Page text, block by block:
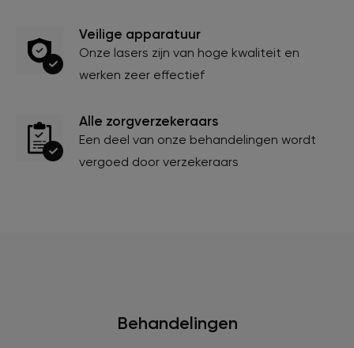
Veilige apparatuur
Onze lasers zijn van hoge kwaliteit en
werken zeer effectief
Alle zorgverzekeraars
Een deel van onze behandelingen wordt
vergoed door verzekeraars
Behandelingen